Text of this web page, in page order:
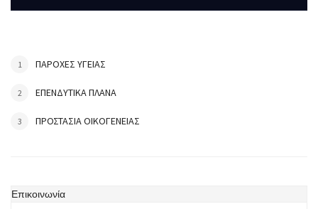
ΠΑΡΟΧΕΣ ΥΓΕΙΑΣ
ΕΠΕΝΔΥΤΙΚΑ ΠΛΑΝΑ
ΠΡΟΣΤΑΣΙΑ ΟΙΚΟΓΕΝΕΙΑΣ
Επικοινωνία